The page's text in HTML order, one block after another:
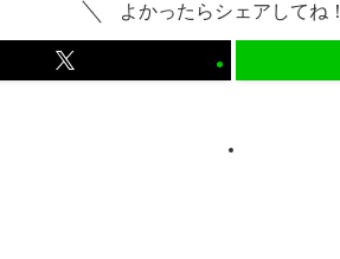
よかったらシェアしてね！